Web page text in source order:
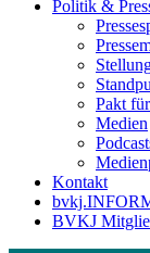
Politik &
Pakt
Medien
Kontakt
BVKJ